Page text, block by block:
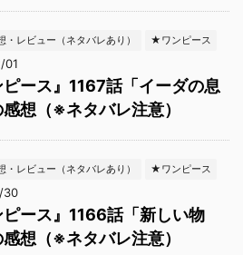
・レビュー（ネタバレあり） ★ワンピース
01
ピース』1167話「イーダの息
想（※ネタバレ注意）
・レビュー（ネタバレあり） ★ワンピース
30
ピース』1166話「新しい物
想（※ネタバレ注意）